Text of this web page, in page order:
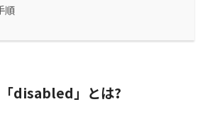
順
disabled」とは?